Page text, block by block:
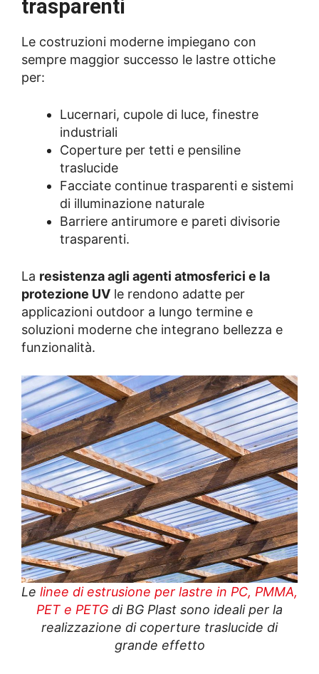
trasparenti
Le costruzioni moderne impiegano con
sempre maggior successo le lastre ottiche
per:
Lucernari, cupole di luce, finestre
industriali
Coperture per tetti e pensiline
traslucide
Facciate continue trasparenti e sistemi
di illuminazione naturale
Barriere antirumore e pareti divisorie
trasparenti.
La resistenza agli agenti atmosferici e la
protezione UV le rendono adatte per
applicazioni outdoor a lungo termine e
soluzioni moderne che integrano bellezza e
funzionalità.
Le linee di estrusione per lastre in PC, PMMA,
PET e PETG di BG Plast sono ideali per la
realizzazione di coperture traslucide di
grande effetto